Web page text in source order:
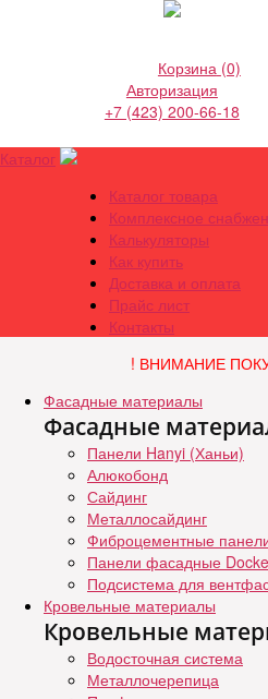
Корзина (0)
Авторизация
+7 (423) 200-66-18
Каталог
Каталог товара
Комплексное
Калькуляторы
Как купить
Доставка и оплата
Прайс лист
Контакты
! ВНИМАНИЕ
Фасадные материалы
Фасадные
Панели Hanyi (Ханьи)
Алюкобонд
Сайдинг
Металлосайдинг
Фиброцементные
Панели фасадные
Подсистема для
Кровельные материалы
Кровельные
Водосточная система
Металлочерепица